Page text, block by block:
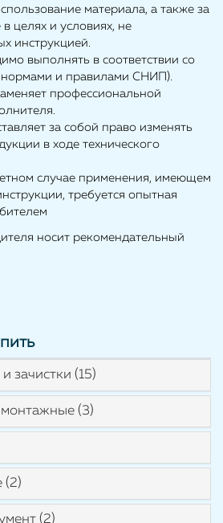
материала, а также за
целях и условиях, не
инструкцией.
выполнять в соответствии со
и правилами СНИП).
профессиональной
за собой право изменять
в ходе технического
случае применения, имеющем
требуется опытная
носит рекомендательный
зачистки (15)
(3)
(2)
(2)